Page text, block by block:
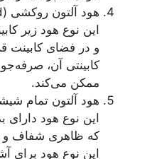
این نوع هود زیر
و در فضای کابینت
کابینتی آن،
ممکن می‌کند.
این نوع هود
که ظاهری شفاف و
این نوع هود برای